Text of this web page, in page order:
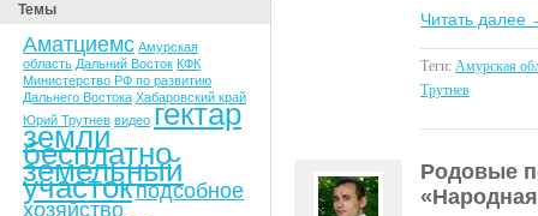
Темы
Аматциемс Амурская
область Дальний Восток КФК
Министерство РФ по развитию
Дальнего Востока Хабаровский край
Юрий Трутнев видео гектар
земли
бесплатно
земельный
участокподсобное
хозяйство
Читать далее
Теги: Амурская
Трутнев
Родовые